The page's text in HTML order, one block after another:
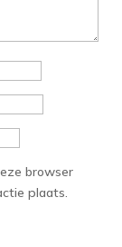
browser
plaats.